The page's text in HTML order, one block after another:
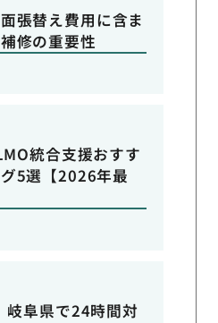
張替え費用に含ま
修の重要性
統合支援おすす
5選【2026年最
岐阜県で24時間対